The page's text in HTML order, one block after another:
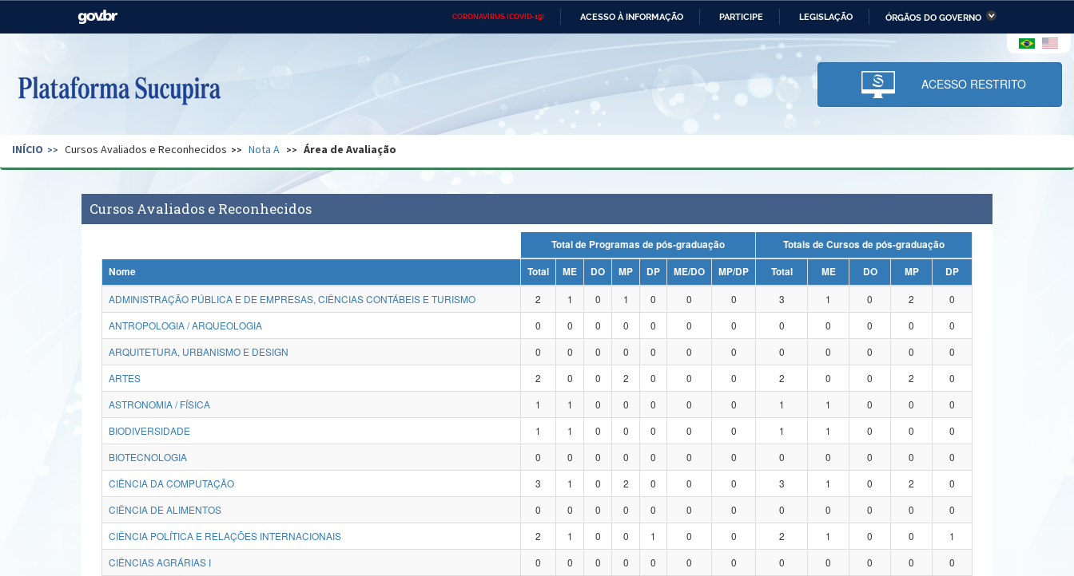
CORONAVÍRUS (COVID-19) ACESSO À INFORMAÇÃO PARTICIPE LEGISLAÇÃO ÓRGÃOS DO GOVERNO
Casa Civil Ministério das Relações Ministério da Economia Ministério da Infraestrutura
Pecuária e Abastecimento
Ministério da Ciência,
Tecnologia, Inovações e
Comunicações
Ministério do Desenvolvimento
Regional e dos Direitos Humanos
Secretaria de Governo Gabinete de Segurança Advocacia-Geral da União Banco Central do Brasil Planalto
ACESSO RESTRITO
INÍCIO Cursos Avaliados e Reconhecidos Nota A Área de Avaliação
Cursos Avaliados e Reconhecidos
Total de Programas de pós-graduação
Totais de Cursos de pós-graduação
Nome
Total ME DO MP DP ME/DO MP/DP Total ME DO MP
DP
ADMINISTRAÇÃO PÚBLICA E DE EMPRESAS, CIÊNCIAS CONTÁBEIS E TURISMO
2 1 0 1 0 0 0 3 1 0 2
0
ANTROPOLOGIA / ARQUEOLOGIA
0 0 0 0 0 0 0 0 0 0 0
0
ARQUITETURA, URBANISMO E DESIGN
0 0 0 0 0 0 0 0 0 0 0
0
ARTES
2 0 0 2 0 0 0 2 0 0 2
0
ASTRONOMIA / FÍSICA
1 1 0 0 0 0 0 1 1 0 0
0
BIODIVERSIDADE
1 1 0 0 0 0 0 1 1 0 0
0
BIOTECNOLOGIA
0 0 0 0 0 0 0 0 0 0 0
0
CIÊNCIA DA COMPUTAÇÃO
3 1 0 2 0 0 0 3 1 0 2
0
CIÊNCIA DE ALIMENTOS
0 0 0 0 0 0 0 0 0 0 0
0
CIÊNCIA POLÍTICA E RELAÇÕES INTERNACIONAIS
2 1 0 0 1 0 0 2 1 0 0
1
CIÊNCIAS AGRÁRIAS I
0 0 0 0 0 0 0 0 0 0 0
0